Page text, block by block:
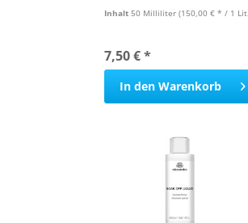
Inhalt 50 Milliliter (150,00 € * / 1 Liter)
7,50 € *
In den Warenkorb